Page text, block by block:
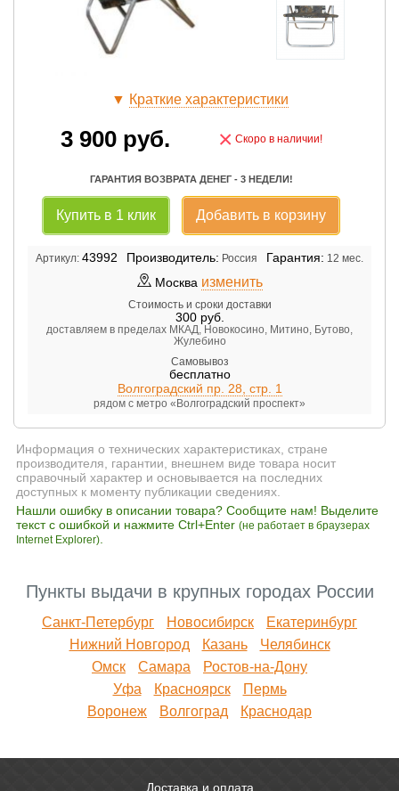
▼ Краткие характеристики
3 900 руб. × Скоро в наличии!
ГАРАНТИЯ ВОЗВРАТА ДЕНЕГ - 3 НЕДЕЛИ!
Купить в 1 клик Добавить в корзину
Артикул: 43992 Производитель: Россия Гарантия: 12 мес.
Москва изменить
Стоимость и сроки доставки
300руб.
доставляем в пределах МКАД, Новокосино, Митино, Бутово,
Жулебино
Самовывоз
бесплатно
Волгоградский пр. 28, стр. 1
рядом с метро «Волгоградский проспект»
Информация о технических характеристиках, стране
производителя, гарантии, внешнем виде товара носит
справочный характер и основывается на последних
доступных к моменту публикации сведениях.
Нашли ошибку в описании товара? Сообщите нам! Выделите
текст с ошибкой и нажмите Ctrl+Enter (не работает в браузерах
Internet Explorer)
Пункты выдачи в крупных городах России
Санкт-Петербург Новосибирск
Екатеринбург
Нижний Новгород
Казань
Челябинск
Омск
Самара
Ростов-на-Дону
Уфа
Красноярск
Пермь
Воронеж
Волгоград Краснодар
Доставка и оплата